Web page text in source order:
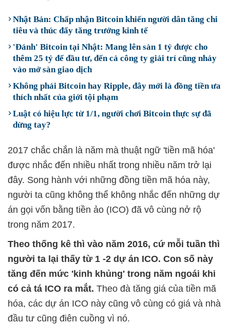
Nhật Bản: Chấp nhận Bitcoin khiến người dân tăng chi
tiêu và thúc đẩy tăng trưởng kinh tế
'Đánh' Bitcoin tại Nhật: Mang lên sàn 1 tỷ được cho
thêm 25 tỷ để đầu tư, đến cả công ty giải trí cũng nhảy
vào mở sàn giao dịch
Không phải Bitcoin hay Ripple, đây mới là đồng tiền ưa
thích nhất của giới tội phạm
Luật có hiệu lực từ 1/1, người chơi Bitcoin thực sự đã
dừng tay?
2017 chắc chắn là năm mà thuật ngữ 'tiền mã hóa'
được nhắc đến nhiều nhất trong nhiều năm trở lại
đây. Song hành với những đồng tiền mã hóa này,
người ta cũng không thể không nhắc đến những dự
án gọi vốn bằng tiền ảo (ICO) đã vô cùng nở rộ
trong năm 2017.
Theo thống kê thì vào năm 2016, cứ mỗi tuần thì
người ta lại thấy từ 1 -2 dự án ICO. Con số này
tăng đến mức 'kinh khủng' trong năm ngoái khi
có cả tá ICO ra mắt. Theo đà tăng giá của tiền mã
hóa, các dự án ICO này cũng vô cùng có giá và nhà
đầu tư cũng điên cuồng vì nó.